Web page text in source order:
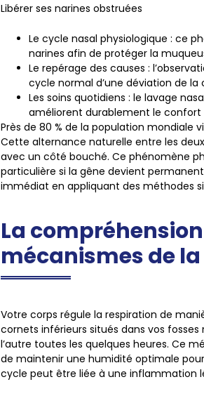
Libérer ses narines obstruées
Le cycle nasal physiologique : ce
narines afin de protéger la
Le repérage des causes :
cycle normal d’une déviation de la
Les soins quotidiens : le lavage
améliorent durablement le confort
Près de 80 % de la population mondiale
Cette alternance naturelle entre les
avec un côté bouché. Ce phénomène
particulière si la gêne devient
immédiat en appliquant des méthodes
La
mécanismes de
Votre corps régule la respiration de
cornets inférieurs situés dans vos
l’autre toutes les quelques heures. Ce
de maintenir une humidité optimale
cycle peut être liée à une inflammation